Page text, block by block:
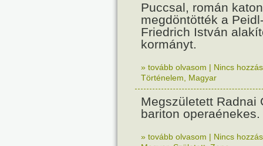
Puccsal, román
megdöntötték a
Friedrich István
kormányt.
» tovább olvasom | Nincs
Történelem
Magyar
Megszületett Radnai
bariton operaénekes.
» tovább olvasom | Nincs